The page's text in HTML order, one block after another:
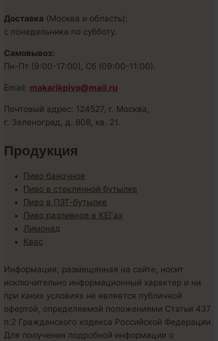
Доставка (Москва и область):
с понедельника по субботу.
Самовывоз:
Пн-Пт (9:00-17:00), Сб (09:00-11:00).
Email: makarikpivo@mail.ru
Почтовый адрес: 124527, г. Москва,
г. Зеленоград, д. 808, кв. 21.
Продукция
Пиво баночное
Пиво в стеклянной бутылке
Пиво в ПЭТ-бутылке
Пиво разливное в КЕГах
Лимонад
Квас
Информация, размещенная на сайте, носит
исключительно информационный характер и ни
при каких условиях не является публичной
офертой, определяемой положениями Статьи 437
п.2 Гражданского кодекса Российской Федерации.
Для получения подробной информации о